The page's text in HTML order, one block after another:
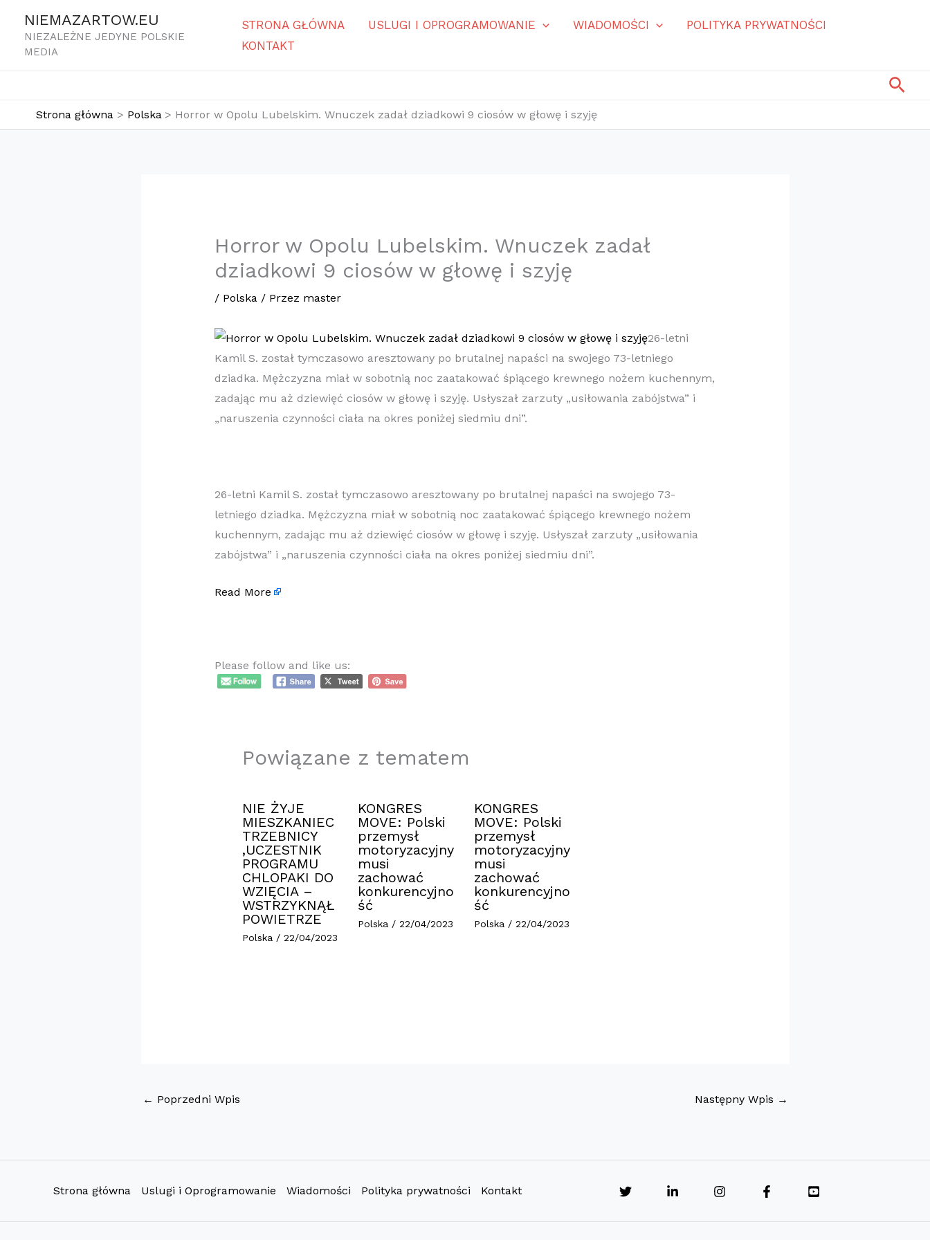
treści
NIEMAZARTOW.EU
NIEZALEŻNE JEDYNE POLSKIE
MEDIA
STRONA GŁÓWNA USLUGI I OPROGRAMOWANIE WIADOMOŚCI
POLITYKA PRYWATNOŚCI
KONTAKT
Strona główna Polska Horror w Opolu Lubelskim. Wnuczek zadał dziadkowi 9 ciosów w głowę i szyję
Horror w Opolu Lubelskim. Wnuczek zadał
dziadkowi 9 ciosów w głowę i szyję
/ Polska / Przez master
26-letni
Kamil S. został tymczasowo aresztowany po brutalnej napaści na swojego 73-letniego
dziadka. Mężczyzna miał w sobotnią noc zaatakować śpiącego krewnego nożem kuchennym,
zadając mu aż dziewięć ciosów w głowę i szyję. Usłyszał zarzuty „usiłowania zabójstwa” i
„naruszenia czynności ciała na okres poniżej siedmiu dni”.
26-letni Kamil S. został tymczasowo aresztowany po brutalnej napaści na swojego 73-
letniego dziadka. Mężczyzna miał w sobotnią noc zaatakować śpiącego krewnego nożem
kuchennym, zadając mu aż dziewięć ciosów w głowę i szyję. Usłyszał zarzuty „usiłowania
zabójstwa” i „naruszenia czynności ciała na okres poniżej siedmiu dni”.
Read More
Please follow and like us:
Powiązane z tematem
NIE ŻYJE
MIESZKANIEC
TRZEBNICY
,UCZESTNIK
PROGRAMU
CHLOPAKI DO
WZIĘCIA –
WSTRZYKNĄŁ
POWIETRZE
Polska /22/04/2023
KONGRES
MOVE: Polski
przemysł
motoryzacyjny
musi
zachować
konkurencyjno
ść
Polska /22/04/2023
KONGRES
MOVE: Polski
przemysł
motoryzacyjny
musi
zachować
konkurencyjno
ść
Polska / 22/04/2023
← Poprzedni Wpis Następny Wpis →
Strona główna Uslugi i Oprogramowanie Wiadomości Polityka prywatności Kontakt